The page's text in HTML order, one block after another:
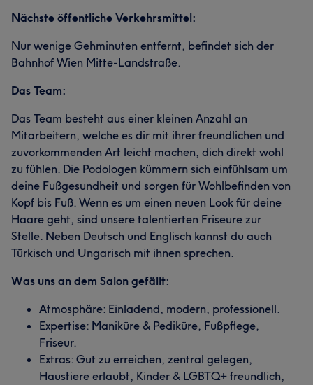
Nächste öffentliche Verkehrsmittel:
Nur wenige Gehminuten entfernt, befindet sich der
Bahnhof Wien Mitte-Landstraße.
Das Team:
Das Team besteht aus einer kleinen Anzahl an
Mitarbeitern, welche es dir mit ihrer freundlichen und
zuvorkommenden Art leicht machen, dich direkt wohl
zu fühlen. Die Podologen kümmern sich einfühlsam um
deine Fußgesundheit und sorgen für Wohlbefinden von
Kopf bis Fuß. Wenn es um einen neuen Look für deine
Haare geht, sind unsere talentierten Friseure zur
Stelle. Neben Deutsch und Englisch kannst du auch
Türkisch und Ungarisch mit ihnen sprechen.
Was uns an dem Salon gefällt:
Atmosphäre: Einladend, modern, professionell.
Expertise: Maniküre & Pediküre, Fußpflege,
Friseur.
Extras: Gut zu erreichen, zentral gelegen,
Haustiere erlaubt, Kinder & LGBTQ+ freundlich,